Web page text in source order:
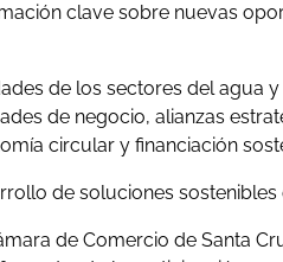
clave sobre nuevas
de los sectores del agua
de negocio, alianzas
circular y financiación
de soluciones sostenibles
de Comercio de Santa